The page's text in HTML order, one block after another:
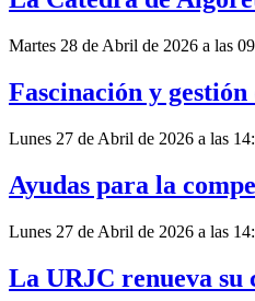
Martes 28 de Abril de 2026 a las
Fascinación y
Lunes 27 de Abril de 2026 a las
Ayudas para la
Lunes 27 de Abril de 2026 a las
La URJC renueva su